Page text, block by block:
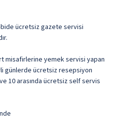
ücretsiz gazete servisi
misafirlerine yemek servisi yapan
günlerde ücretsiz resepsiyon
10 arasında ücretsiz self servis